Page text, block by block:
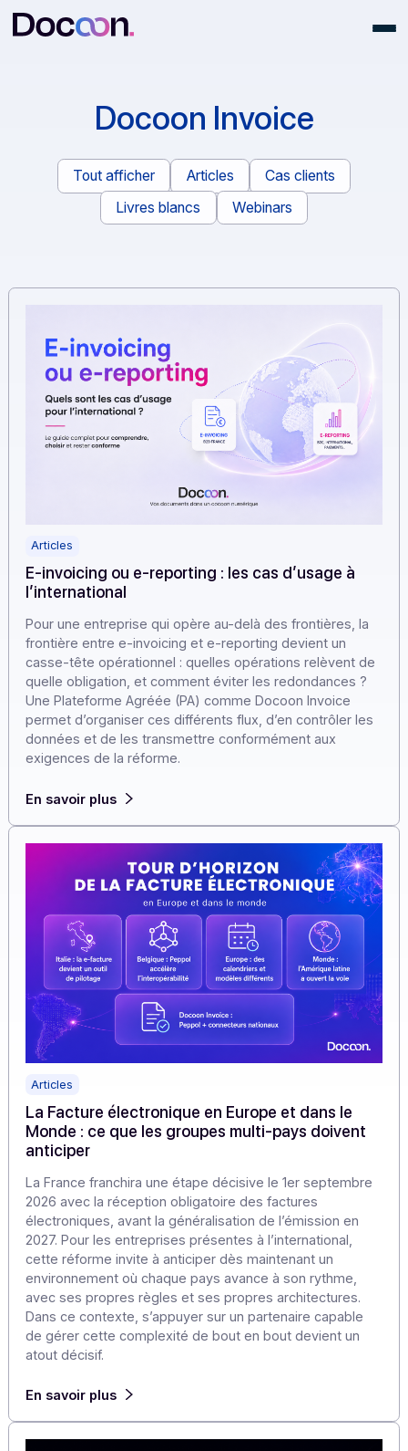
Docoon Invoice
Tout afficher Articles
Cas clients
Livres blancs
Webinars
E-invoicing ou e-reporting : les cas d’usage à
l’international
Pour une entreprise qui opère au-delà des frontières,
frontière entre e-invoicing et e-reporting devient un
casse-tête opérationnel : quelles opérations relèvent
quelle obligation, et comment éviter les redondances ?
permet d’organiser ces différents flux, d’en contrôler
données et de les transmettre conformément aux
exigences de la réforme.
En savoir plus
Articles
La Facture électronique en Europe et dans le
Monde : ce que les groupes multi-pays doivent
anticiper
La France franchira une étape décisive le 1er
2026 avec la réception obligatoire des factures
électroniques, avant la généralisation de l’émission en
cette réforme invite à anticiper dès maintenant un
environnement où chaque pays avance à son rythme,
avec ses propres règles et ses propres architectures.